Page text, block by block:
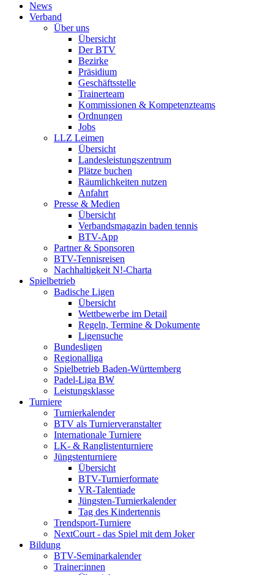
News
Verband
Über uns
Übersicht
Der BTV
Bezirke
Präsidium
Geschäftsstelle
Trainerteam
Kommissionen & Kompetenzteams
Ordnungen
Jobs
LLZ Leimen
Übersicht
Landesleistungszentrum
Plätze buchen
Räumlichkeiten nutzen
Anfahrt
Presse & Medien
Übersicht
Verbandsmagazin baden tennis
BTV-App
Partner & Sponsoren
BTV-Tennisreisen
Nachhaltigkeit N!-Charta
Spielbetrieb
Badische Ligen
Übersicht
Wettbewerbe im Detail
Regeln, Termine & Dokumente
Ligensuche
Bundesligen
Regionalliga
Spielbetrieb Baden-Württemberg
Padel-Liga BW
Leistungsklasse
Turniere
Turnierkalender
BTV als Turnierveranstalter
Internationale Turniere
LK- & Ranglistenturniere
Jüngstenturniere
Übersicht
BTV-Turnierformate
VR-Talentiade
Jüngsten-Turnierkalender
Tag des Kindertennis
Trendsport-Turniere
NextCourt - das Spiel mit dem Joker
Bildung
BTV-Seminarkalender
Trainer:innen